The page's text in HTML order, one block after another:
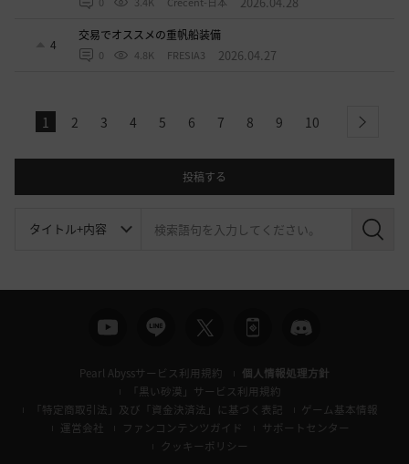
4
交易でオススメの重帆船装備
0 4.8K FRESIA3 2026.04.27
1 2 3 4 5 6 7 8 9 10 next
投稿する
検
Pearl Abyssサービス利用規約
個人情報処理方針
「黒い砂漠」サービス利用規約
「特定商取引法」及び「資金決済法」に基づく表記
ゲーム基本情報
運営会社
ファンコンテンツガイド
サポートセンター
クッキーポリシー